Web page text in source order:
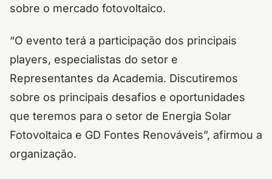
sobre o mercado fotovoltaico.
“O evento terá a participação dos principais
players, especialistas do setor e
Representantes da Academia. Discutiremos
sobre os principais desafios e oportunidades
que teremos para o setor de Energia Solar
Fotovoltaica e GD Fontes Renováveis”, afirmou a
organização.